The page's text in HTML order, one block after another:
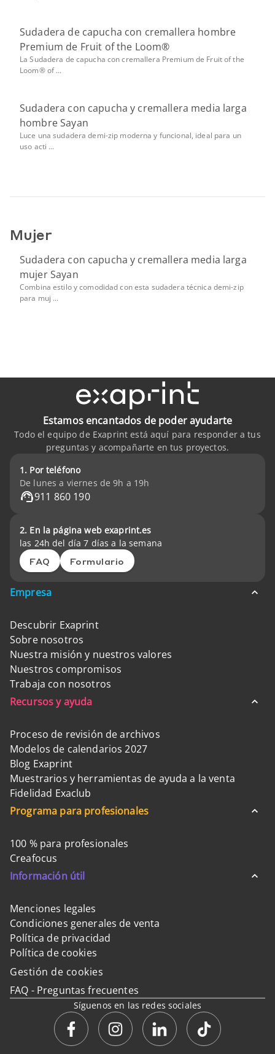
Sudadera de capucha con cremallera hombre
Premium de Fruit of the Loom®
La Sudadera de capucha con cremallera Premium de Fruit of the
Loom® of ...
Sudadera con capucha y cremallera media larga
hombre Sayan
Luce una sudadera demi-zip moderna y funcional, ideal para un
uso acti ...
Mujer
Sudadera con capucha y cremallera media larga
mujer Sayan
Combina estilo y comodidad con esta sudadera técnica demi-zip
para muj ...
Estamos encantados de poder ayudarte
Todo el equipo de Exaprint está aquí para responder a tus
preguntas y acompañarte en tus proyectos.
1. Por teléfono
De lunes a viernes de 9h a 19h
911 860 190
2. En la página web exaprint.es
las 24h del día 7 días a la semana
FAQ Formulario
Empresa
Descubrir Exaprint
Sobre nosotros
Nuestra misión y nuestros valores
Nuestros compromisos
Trabaja con nosotros
Recursos y ayuda
Proceso de revisión de archivos
Modelos de calendarios 2027
Blog Exaprint
Muestrarios y herramientas de ayuda a la venta
Fidelidad Exaclub
Programa para profesionales
100 % para profesionales
Creafocus
Información útil
Menciones legales
Condiciones generales de venta
Política de privacidad
Política de cookies
Gestión de cookies
FAQ - Preguntas frecuentes
Síguenos en las redes sociales